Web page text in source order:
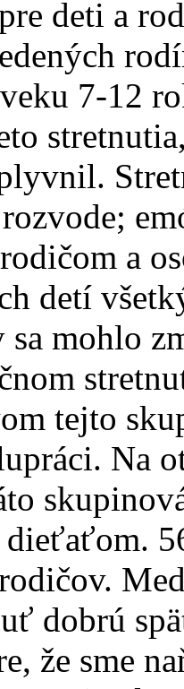
deti a
7-12
a
detí
sa mohlo
tejto
Na
dobrú
že sme